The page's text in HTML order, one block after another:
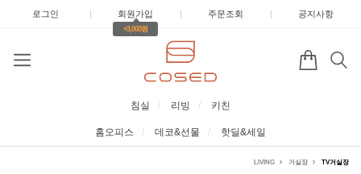
로그인 | 회원가입 |
+3,000원
주문조회 | 공지사항
침실 리빙 키친
홈오피스 데코&선물 핫딜&세일
LIVING 거실장 TV거실장